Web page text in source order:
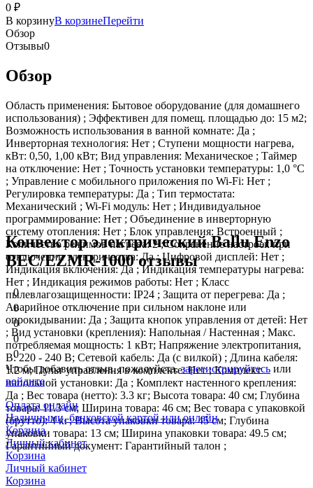
0 ₽
В корзинуВ корзинеПерейти
Обзор
Отзывы0
Обзор
Область применения: Бытовое оборудование (для домашнего
использования) ; Эффективен для помещ. площадью до: 15 м2;
Возможность использования в ванной комнате: Да ;
Инверторная технология: Нет ; Ступени мощности нагрева,
кВт: 0,50, 1,00 кВт; Вид управления: Механическое ; Таймер
на отключение: Нет ; Точность установки температуры: 1,0 °С
; Управление c мобильного приложения по Wi-Fi: Нет ;
Регулировка температуры: Да ; Тип термостата:
Механический ; Wi-Fi модуль: Нет ; Индивидуальное
программирование: Нет ; Объединение в инверторную
систему отопления: Нет ; Блок управления: Встроенный ;
Количество режимов нагрева: 2 ; Сохранение настроек при
отключении электричества: Да ; Цифровой дисплей: Нет ;
Индикация включения: Да ; Индикация температуры нагрева:
Нет ; Индикация режимов работы: Нет ; Класс
пылевлагозащищенности: IP24 ; Защита от перегрева: Да ;
Аварийное отключение при сильном наклоне или
опрокидывании: Да ; Защита кнопок управления от детей: Нет
; Вид установки (крепления): Напольная / Настенная ; Макс.
потребляемая мощность: 1 кВт; Напряжение электропитания,
В: 220 - 240 В; Сетевой кабель: Да (с вилкой) ; Длина кабеля:
1.2 м; Пульт управления в комплекте: Нет ; Комплект
напольной установки: Да ; Комплект настенного крепления:
Да ; Вес товара (нетто): 3.3 кг; Высота товара: 40 см; Глубина
товара: 11.3 см; Ширина товара: 46 см; Вес товара с упаковкой
(брутто): 4 кг; Высота упаковки товара: 45 см; Глубина
упаковки товара: 13 см; Ширина упаковки товара: 49.5 см;
Гарантийный документ: Гарантийный талон ;
Конвектор электрический Ballu Enzo
BEC/EZMR-1000 отзывы
0
0
0
0
0
Чтобы добавить отзыв, пожалуйста,зарегистрируйтесь или
войдите
Оплата онлайн
Наличными, банковской картой или онлайн
Корзина
Личный кабинет
Корзина
Личный кабинет
Корзина